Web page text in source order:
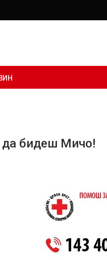
да бидеш Мичо!